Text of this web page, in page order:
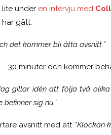
under en intervju med
har gått.
det kommer bli åtta avsnitt.”
30 minuter och kommer
gillar idén att följa två
sig nu.”
avsnitt med att ”Klockan